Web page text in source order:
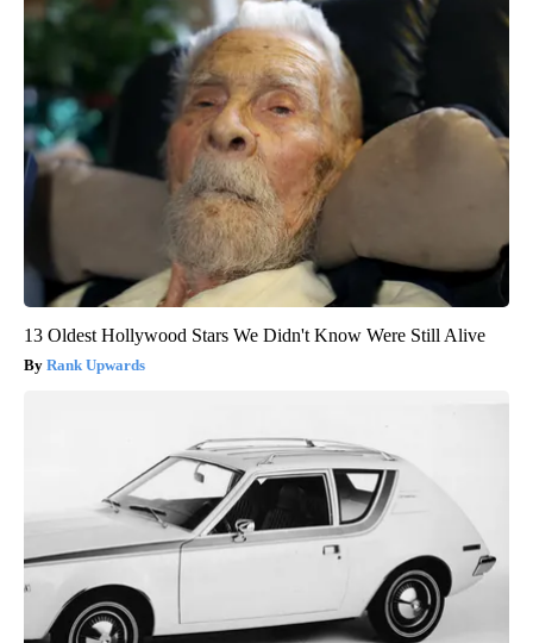
13 Oldest Hollywood Stars We Didn't Know Were Still Alive
Rank Upwards